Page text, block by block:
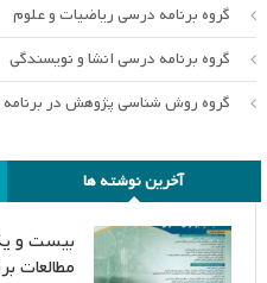
گروه برنامه درسی ریاضیات و علوم
گروه برنامه درسی انشا و نویسندگی
گروه روش شناسی پژوهش در
آخرین نوشته ها
بیست و
مطالعات